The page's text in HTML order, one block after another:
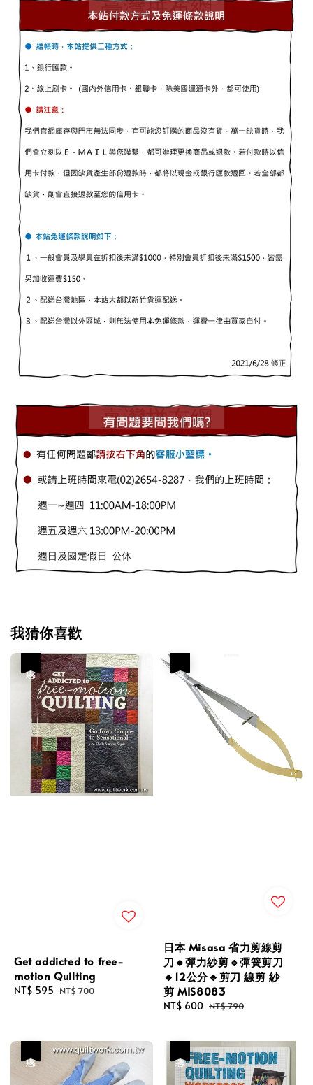
我猜你喜歡
Get addicted to free-
motion Quilting
Sale
NT$ 595 Regular
NT$ 700
日本 Misasa 省力剪線剪
刀🔸彈力紗剪🔹彈簧剪刀
🔸12公分🔹剪刀 線剪 紗
剪 MIS8083
Sale
NT$ 600 Regular
NT$ 790